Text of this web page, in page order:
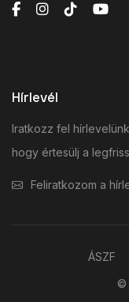
Hírlevél
Iratkozz fel
hogy értesülj a
Feliratkozom a
©
ÁSZF